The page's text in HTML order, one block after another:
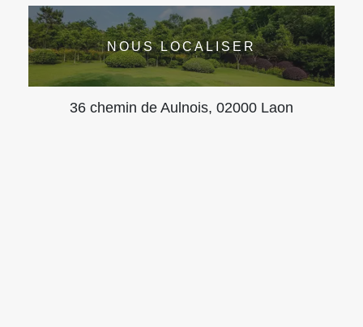
NOUS LOCALISER
36 chemin de Aulnois, 02000 Laon